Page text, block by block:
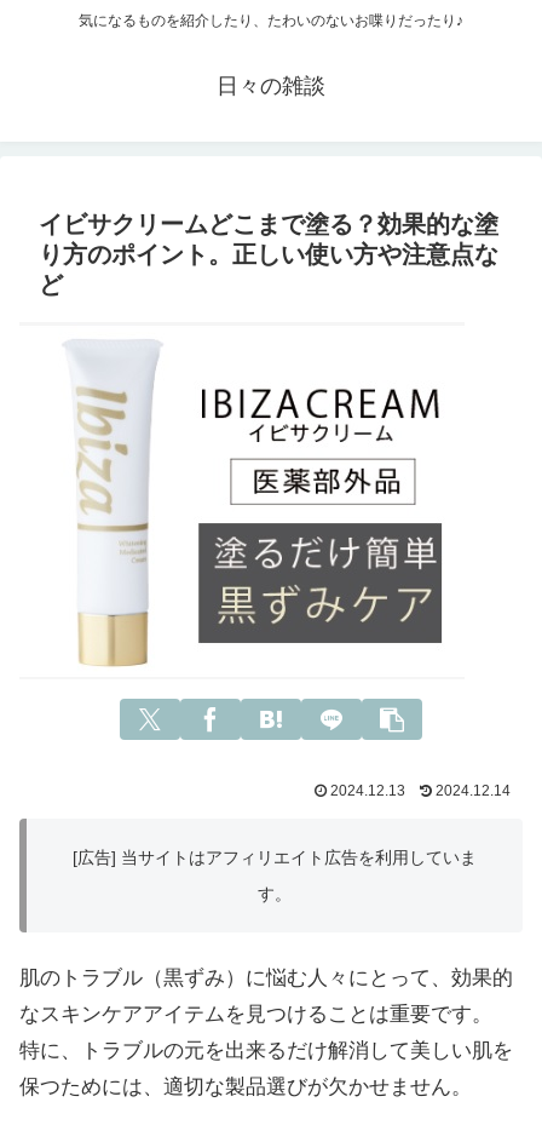
気になるものを紹介したり、たわいのないお喋りだったり♪
日々の雑談
イビサクリームどこまで塗る？効果的な塗
り方のポイント。正しい使い方や注意点な
ど
2024.12.13 2024.12.14
[広告] 当サイトはアフィリエイト広告を利用していま
す。
肌のトラブル（黒ずみ）に悩む人々にとって、効果的
なスキンケアアイテムを見つけることは重要です。
特に、トラブルの元を出来るだけ解消して美しい肌を
保つためには、適切な製品選びが欠かせません。